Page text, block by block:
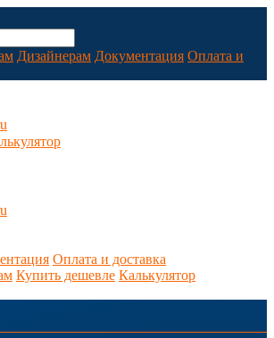
Дизайнерам Документация Оплата и
Оплата и доставка
Купить дешевле Калькулятор